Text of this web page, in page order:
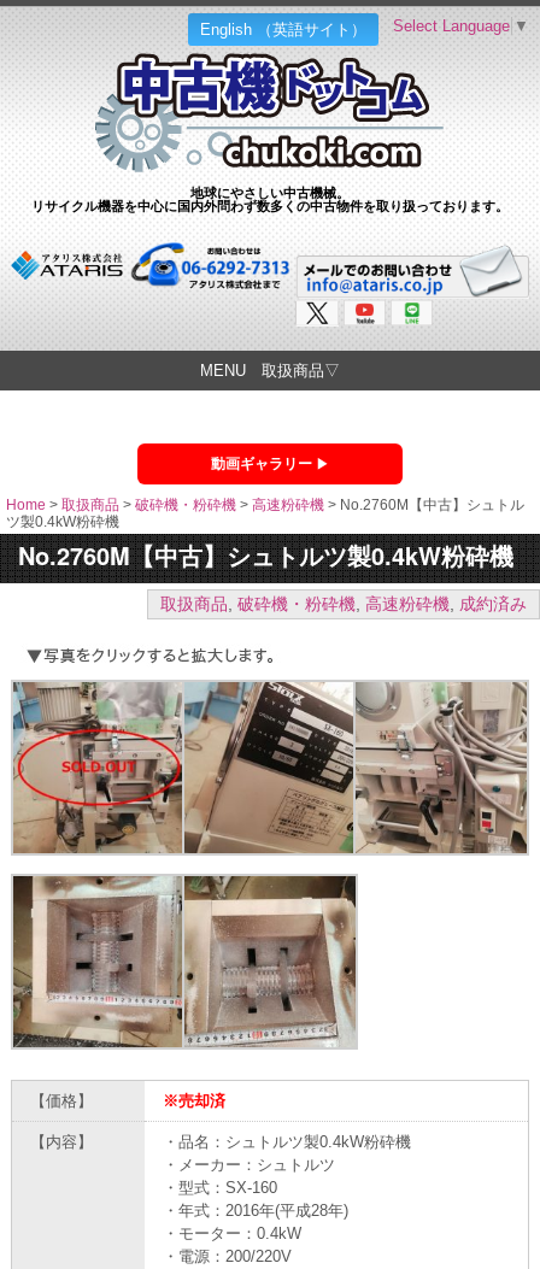
English （英語サイト）
地球にやさしい中古機械。
リサイクル機器を中心に国内外問わず数多くの中古物件を取り扱っております。
Select Language ▼
MENU 取扱商品▽
動画ギャラリー
Home > 取扱商品 > 破砕機・粉砕機 > 高速粉砕機 > No.2760M【中古】シュトル
ツ製0.4kW粉砕機
No.2760M【中古】シュトルツ製0.4kW粉砕機
取扱商品, 破砕機・粉砕機, 高速粉砕機, 成約済み
【価格】 ※売却済
【内容】
・品名：シュトルツ製0.4kW粉砕機
・メーカー：シュトルツ
・型式：SX-160
・年式：2016年(平成28年)
・モーター：0.4kW
・電源：200/220V